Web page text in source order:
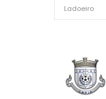
Ladoeiro